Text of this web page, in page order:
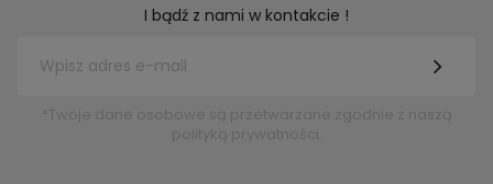
I bądź z nami w kontakcie !